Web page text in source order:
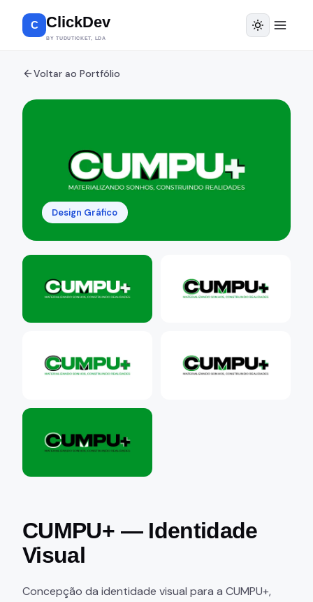
C ClickDev
BY TUDUTICKET, LDA
Voltar ao Portfólio
Design Gráfico
CUMPU+ — Identidade
Visual
Concepção da identidade visual para a CUMPU+,